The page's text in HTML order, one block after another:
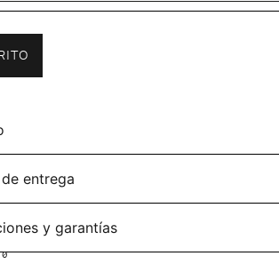
entrega
y garantías